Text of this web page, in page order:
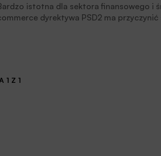
istotna dla sektora finansowego i
dyrektywa PSD2 ma przyczynić
1 Z 1